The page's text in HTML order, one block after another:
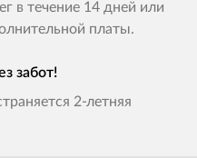
в течение 14 дней или
платы.
забот!
2-летняя